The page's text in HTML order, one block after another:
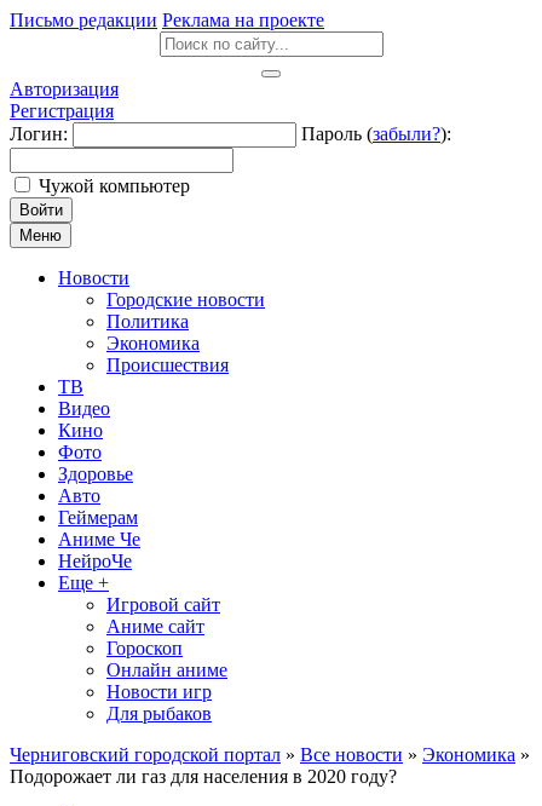
Письмо редакции Реклама на проекте
Авторизация
Регистрация
Логин:
Пароль (забыли?):
Чужой компьютер
Войти
Меню
Новости
Городские новости
Политика
Экономика
Происшествия
ТВ
Видео
Кино
Фото
Здоровье
Авто
Геймерам
Аниме Че
НейроЧе
Еще +
Игровой сайт
Аниме сайт
Гороскоп
Онлайн аниме
Новости игр
Для рыбаков
Черниговский городской портал » Все новости » Экономика »
Подорожает ли газ для населения в 2020 году?